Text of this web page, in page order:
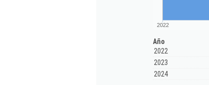
2022
Año
2022
2023
2024